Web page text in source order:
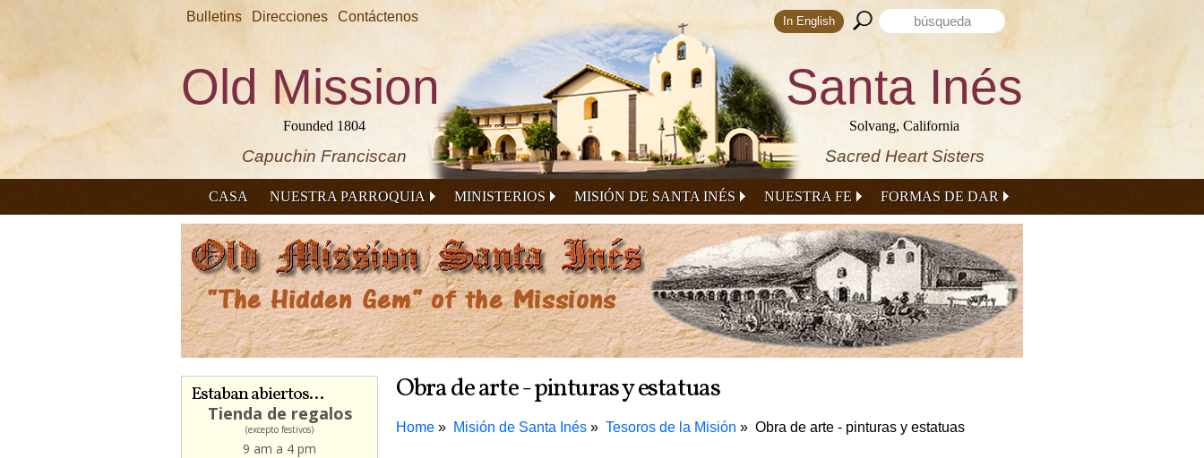
content
Bulletins Direcciones Contáctenos Search form
Search this site
In English
Old Mission
Founded 1804
Capuchin Franciscan
Santa Inés
Solvang, California
Sacred Heart Sisters
CASA NUESTRA PARROQUIA MINISTERIOS MISIÓN DE SANTA INÉS NUESTRA FE FORMAS DE DAR
Obra de arte - pinturas y estatuas
Home Misión de Santa Inés Tesoros de la Misión Obra de arte - pinturas y estatuas
Estaban abiertos...
Tienda de regalos
(excepto festivos)
9 am a 4 pm